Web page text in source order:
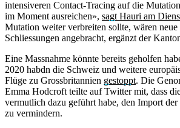
intensiveren Contact-Tracing auf die
im Moment ausreichen», sagt Hauri am
Mutation weiter verbreiten sollte, wären neue
Schliessungen angebracht, ergänzt der
Eine Massnahme könnte bereits geholfen
2020 habdn die Schweiz und weitere
Flüge zu Grossbritannien gestoppt. Die
Emma Hodcroft teilte auf Twitter mit, dass
vermutlich dazu geführt habe, den Import
zu vermindern.